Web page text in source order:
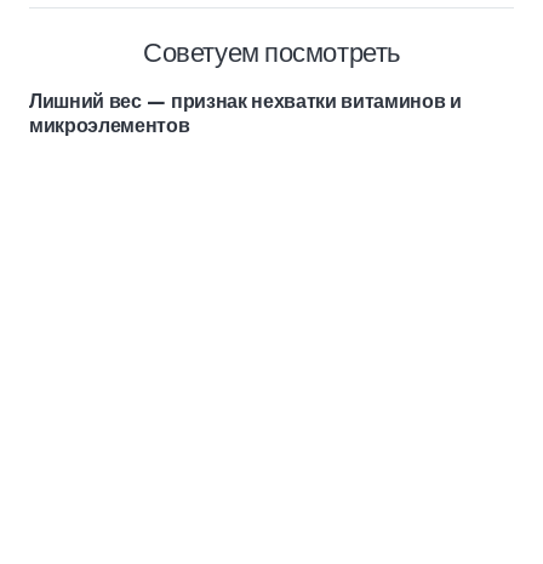
Советуем посмотреть
Лишний вес — признак нехватки витаминов и
микроэлементов